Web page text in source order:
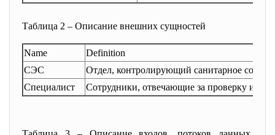
Таблица 2 – Описание внешних сущностей
Name
Definition
СЭС
Отдел, контролирующий санитарное
Специалист
Сотрудники, отвечающие за проверку